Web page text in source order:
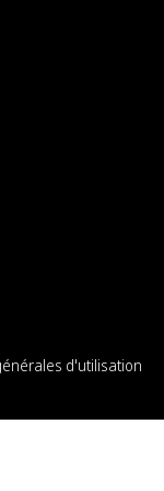
d'utilisation